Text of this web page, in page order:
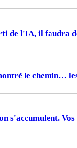
de l'IA, il faudra
le chemin…
s'accumulent.